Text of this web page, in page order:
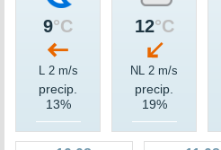
9°C
L 2 m/s
precip.
13%
12°C
NL 2 m/s
precip.
19%